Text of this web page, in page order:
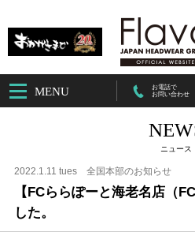
MENU
お電話で
お問い合わせ
ニュース
2022.1.11 tues 全国本部のお知らせ
【FCららぽーと海老名店（
した。